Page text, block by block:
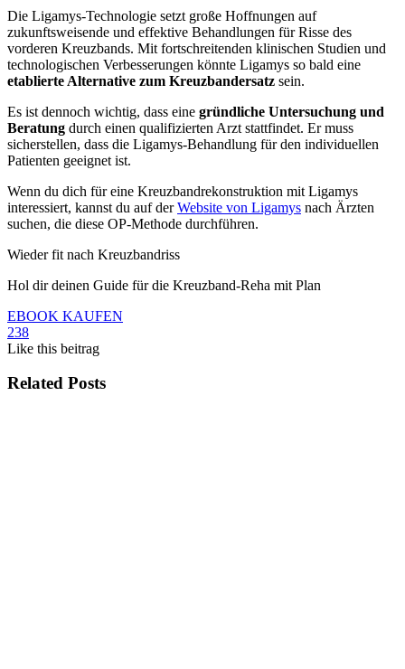
Die Ligamys-Technologie setzt große Hoffnungen auf
zukunftsweisende und effektive Behandlungen für Risse des
vorderen Kreuzbands. Mit fortschreitenden klinischen Studien und
technologischen Verbesserungen könnte Ligamys so bald eine
etablierte Alternative zum Kreuzbandersatz sein.
Es ist dennoch wichtig, dass eine gründliche Untersuchung und
Beratung durch einen qualifizierten Arzt stattfindet. Er muss
sicherstellen, dass die Ligamys-Behandlung für den individuellen
Patienten geeignet ist.
Wenn du dich für eine Kreuzbandrekonstruktion mit Ligamys
interessiert, kannst du auf derWebsite von Ligamys nach Ärzten
suchen, die diese OP-Methode durchführen.
Wieder fit nach Kreuzbandriss
Hol dir deinen Guide für die Kreuzband-Reha mit Plan
EBOOK KAUFEN
238
Like this beitrag
Related Posts